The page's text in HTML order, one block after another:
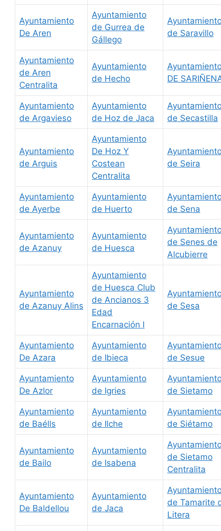
Ayuntamiento
De Aren
Ayuntamiento
de Gurrea de
Gállego
de Saravillo
Ayuntamiento
de Aren
Centralita
Ayuntamiento
de Hecho
DE
Ayuntamiento
de Argavieso
Ayuntamiento
de Hoz de Jaca
de Secastilla
Ayuntamiento
de Arguis
Ayuntamiento
De Hoz Y
Costean
Centralita
de Seira
Ayuntamiento
de Ayerbe
Ayuntamiento
de Huerto
de Sena
Ayuntamiento
de Azanuy
Ayuntamiento
de Huesca
de Senes de
Alcubierre
Ayuntamiento
de Azanuy Alins
Ayuntamiento
de Huesca Club
de Ancianos 3
Edad
Encarnación I
de Sesa
Ayuntamiento
De Azara
Ayuntamiento
de Ibieca
de Sesue
Ayuntamiento
De Azlor
Ayuntamiento
de Igries
de Sietamo
Ayuntamiento
de Baélls
Ayuntamiento
de Ilche
de Siétamo
Ayuntamiento
de Bailo
Ayuntamiento
de Isabena
de Sietamo
Centralita
Ayuntamiento
De Baldellou
Ayuntamiento
de Jaca
de Tamarite
Litera